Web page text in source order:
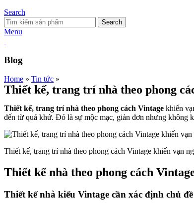
Search
Search
Menu
Blog
Home » Tin tức »
Thiết kế, trang trí nhà theo phong
Thiết kế, trang trí nhà theo phong cách Vintage khiến
đến từ quá khứ. Đó là sự mộc mạc, giản đơn nhưng không
Thiết kế, trang trí nhà theo phong cách Vintage khiến vạn
Thiết kế nhà theo phong cách
Thiết kế nhà kiểu Vintage cần xác định chủ